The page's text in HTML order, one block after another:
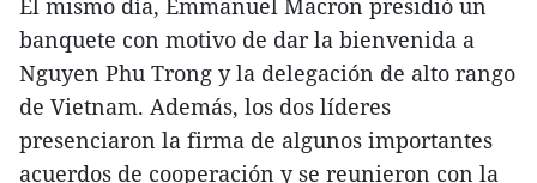
banquete con motivo de dar la bienvenida a
Nguyen Phu Trong y la delegación de alto rango
de Vietnam. Además, los dos líderes
presenciaron la firma de algunos importantes
acuerdos de cooperación y se reunieron con la